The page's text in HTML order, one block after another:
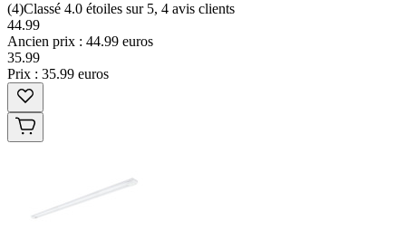
(4)Classé 4.0 étoiles sur 5, 4 avis clients
44.99
Ancien prix : 44.99 euros
35.99
Prix : 35.99 euros